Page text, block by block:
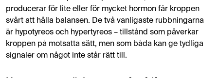
producerar för lite eller för mycket hormon får kroppen
svårt att hålla balansen. De två vanligaste rubbningarna
är hypotyreos och hypertyreos – tillstånd som påverkar
kroppen på motsatta sätt, men som båda kan ge tydliga
signaler om något inte står rätt till.